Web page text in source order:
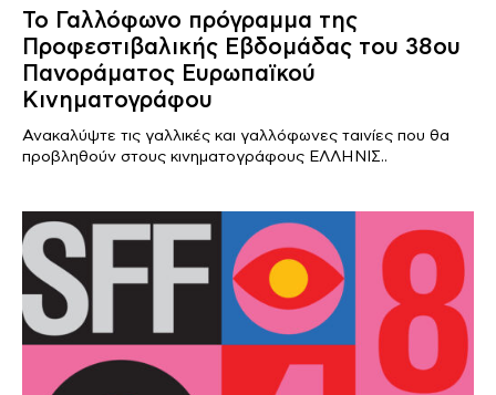
Το Γαλλόφωνο πρόγραμμα της
Προφεστιβαλικής Εβδομάδας του 38ου
Πανοράματος Ευρωπαϊκού
Κινηματογράφου
Ανακαλύψτε τις γαλλικές και γαλλόφωνες ταινίες που θα
προβληθούν στους κινηματογράφους ΕΛΛΗΝΙΣ..